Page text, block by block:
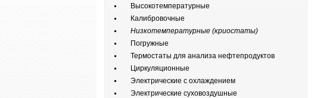
Высокотемпературные
Калибровочные
Низкотемпературные (криостаты)
Погружные
Термостаты для анализа нефтепродуктов
Циркуляционные
Электрические с охлаждением
Электрические суховоздушные